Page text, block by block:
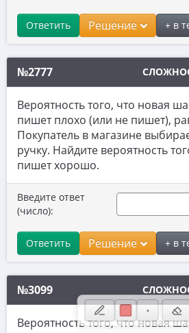
9. Уравнения
10. Теория вероятностей
11. Функции и графики
12. Расчеты по формулам
13. Неравенства
14. Прогрессии
16. Окружности
18. Фигуры на клетчатой бумаге
19. Анализ геометрических
20. Уравнения, выражения,
21. Сложные текстовые задачи
Ответить Решение + в
№2777
Вероятность того, что новая
пишет плохо (или не пишет),
Покупатель в магазине
ручку. Найдите вероятность
пишет хорошо.
Введите ответ
(число):
Ответить Решение + в
№3099
Вероятность того, что новая